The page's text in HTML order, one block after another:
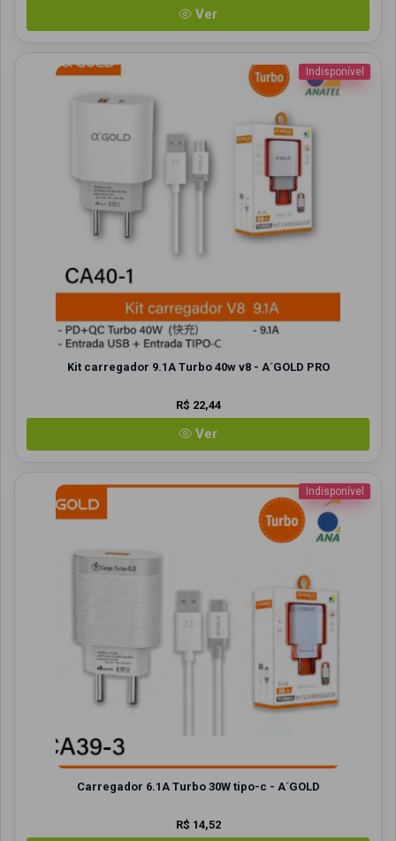
Ver
Indisponível
Kit carregador 9.1A Turbo 40w v8 - A´GOLD PRO
R$ 22,44
Ver
Indisponível
Carregador 6.1A Turbo 30W tipo-c - A´GOLD
R$ 14,52